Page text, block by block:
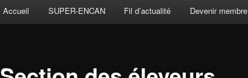
Skip
primary
Skip
secondary
Accueil SUPER-ENCAN Fil d’actualité Devenir membre